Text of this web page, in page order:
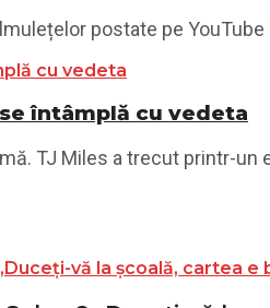
postate pe YouTube
întâmplă cu vedeta
TJ Miles a trecut printr-un